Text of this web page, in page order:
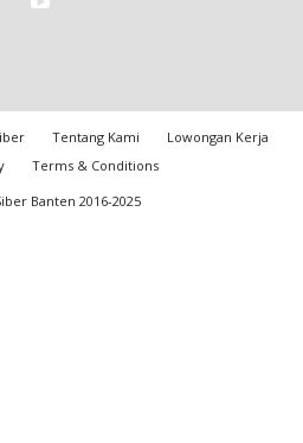
Tentang Kami
Lowongan Kerja
Terms & Conditions
Banten 2016-2025